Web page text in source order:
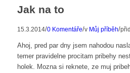
Jak na to
15.3.2014/0 Komentáře/v Můj příběh/
Ahoj, pred par dny jsem nahodou
temer pravidelne procitam pribehy
holek. Mozna si reknete, ze muj